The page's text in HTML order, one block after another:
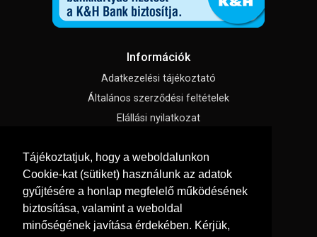
Tájékoztatjuk, hogy a weboldalunkon
Cookie-kat (sütiket) használunk az adatok
gyűjtésére a honlap megfelelő működésének
biztosítása, valamint a weboldal
minőségének javítása érdekében. Kérjük,
Információk
Adatkezelési tájékoztató
Általános szerződési feltételek
Elállási nyilatkozat
Süti beállítások
Menü
Szakmai tippek / Újdonságok